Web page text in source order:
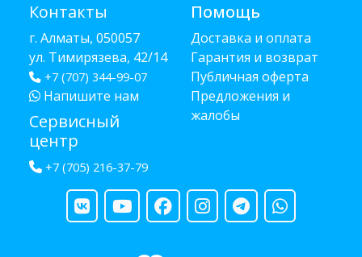
Контакты
г. Алматы, 050057
ул. Тимирязева, 42/14
+7 (707) 344-99-07
Напишите нам
Сервисный
центр
+7 (705) 216-37-79
Помощь
Доставка и оплата
Гарантия и возврат
Публичная оферта
Предложения и
жалобы